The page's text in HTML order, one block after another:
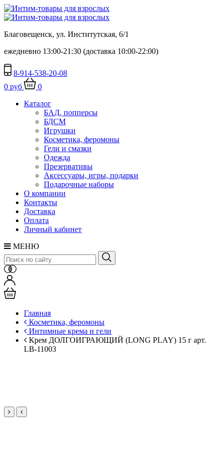
Благовещенск, ул. Институтская, 6/1
ежедневно 13:00-21:30 (доставка 10:00-22:00)
8-914-538-20-08
0 руб
0
Каталог
БАД, попперсы
БДСМ
Игрушки
Косметика, феромоны
Гели и смазки
Одежда
Презервативы
Аксессуары, игры, подарки
Подарочные наборы
О компании
Контакты
Доставка
Оплата
Личный кабинет
МЕНЮ
Главная
Косметика, феромоны
Интимные крема и гели
Крем ДОЛГОИГРАЮЩИЙ (LONG PLAY) 15 г арт.
LB-11003